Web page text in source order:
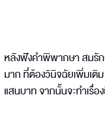
หลังฟังคำพิพากษา สมรัก
มาก ที่ต้องวินิจฉัยเพิ่มเติ
แสนบาท จากนั้นจะทำเรื่